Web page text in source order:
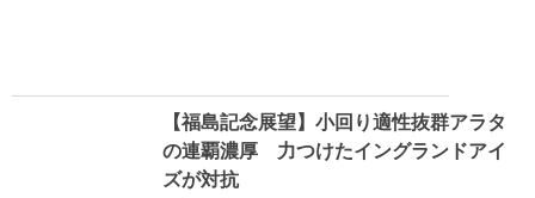
【福島記念展望】小回り適性抜群アラタ
の連覇濃厚 力つけたイングランドアイ
ズが対抗